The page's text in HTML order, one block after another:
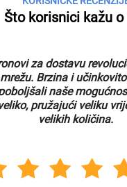
Što korisnici kažu o
za dostavu
Brzina i
naše
pružajući veliku
velikih količina.